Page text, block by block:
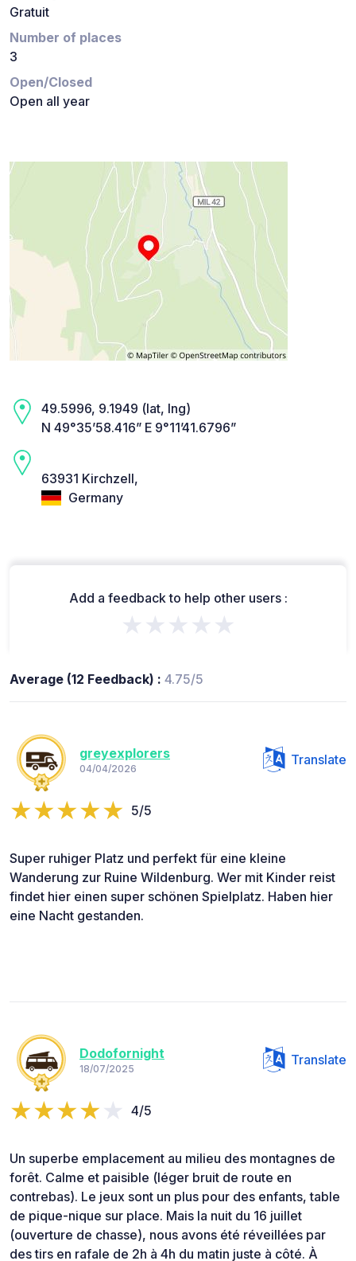
Gratuit
Number of places
3
Open/Closed
Open all year
49.5996, 9.1949 (lat, lng)
N 49°35’58.416” E 9°11’41.6796”
63931 Kirchzell,
Germany
Add a feedback to help other users :
★★★★★
Average (12 Feedback) : 4.75/5
greyexplorers
04/04/2026
Translate
5/5
Super ruhiger Platz und perfekt für eine kleine
Wanderung zur Ruine Wildenburg. Wer mit Kinder reist
findet hier einen super schönen Spielplatz. Haben hier
eine Nacht gestanden.
Dodofornight
18/07/2025
Translate
4/5
Un superbe emplacement au milieu des montagnes de
forêt. Calme et paisible (léger bruit de route en
contrebas). Le jeux sont un plus pour des enfants, table
de pique-nique sur place. Mais la nuit du 16 juillet
(ouverture de chasse), nous avons été réveillées par
des tirs en rafale de 2h à 4h du matin juste à côté. À